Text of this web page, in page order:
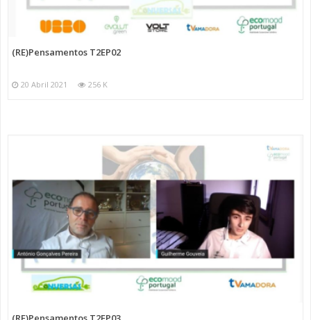
(RE)Pensamentos T2EP02
20 Abril 2021 256 K